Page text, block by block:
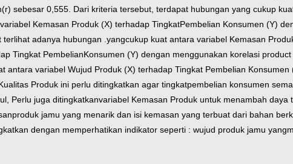
(r) sebesar 0,555. Dari kriteria tersebut, terdapat hubungan yang cukup
Kemasan Produk (X) terhadap TingkatPembelian Konsumen (Y)
adanya hubungan .yangcukup kuat antara variabel Kemasan
Tingkat PembelianKonsumen (Y) dengan menggunakan korelasi
antara variabel Wujud Produk (X) terhadap Tingkat Pembelian Konsumen
Produk ini perlu ditingkatkan agar tingkatpembelian konsumen
Perlu juga ditingkatkanvariabel Kemasan Produk untuk menambah daya
produk jamu yang menarik dan isi kemasan yang terbuat dari bahan
dengan memperhatikan indikator seperti : wujud produk jamu yang